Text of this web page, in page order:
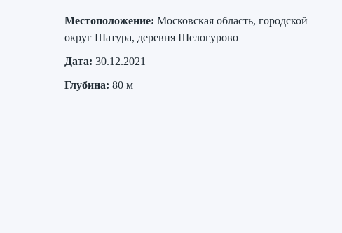
Местоположение: Московская область, городской
округ Шатура, деревня Шелогурово
Дата: 30.12.2021
Глубина: 80 м